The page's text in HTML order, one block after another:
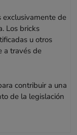
exclusivamente de
Los bricks
u otros
a través de
contribuir a una
de la legislación